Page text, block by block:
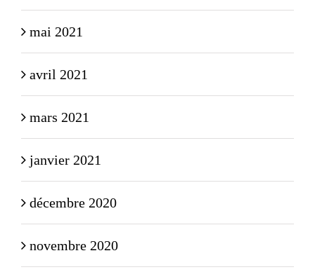
mai 2021
avril 2021
mars 2021
janvier 2021
décembre 2020
novembre 2020